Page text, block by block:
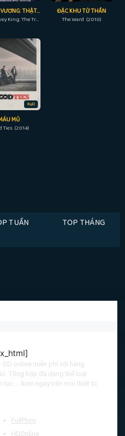
MỸ HẦU VƯƠNG: THẬT GIẢ TÔN NGỘ KHÔNG
The Monkey King: The True Sun Wukong (2019)
ĐẶC KHU TỬ THẦN
The Ward (2010)
Full
MỦ
Ties (2014)
TUẦN TOP THÁNG